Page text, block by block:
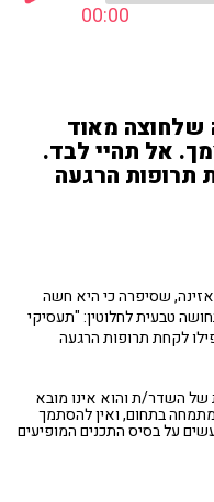
00:00
שלחוצה מאוד
אל תהיי לבד.
תרופות הרגעה
שסיפרה כי היא חשה
טבעית לחלוטין: "תעסיקי
לקחת תרופות הרגעה
השדר/ת והוא אינו מובא
בתחום, ואין להסתמך
על בסיס התכנים המופיעים